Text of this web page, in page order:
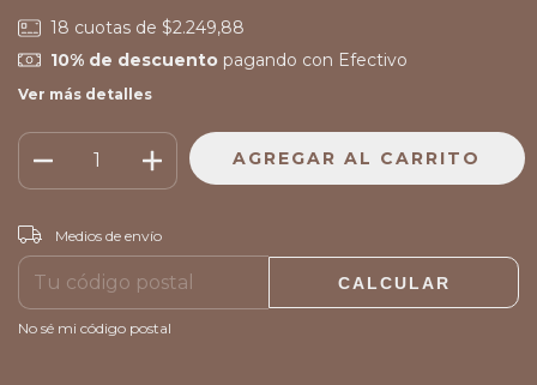
18 cuotas de $2.249,88
10% de descuentopagando con Efectivo
Ver más detalles
Entregas para el CP:
Medios de envío
CALCULAR
No sé mi código postal